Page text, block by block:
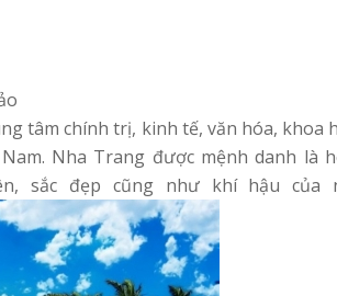
tâm chính trị, kinh tế, văn hóa, khoa
Nha Trang được mệnh danh là
sắc đẹp cũng như khí hậu của